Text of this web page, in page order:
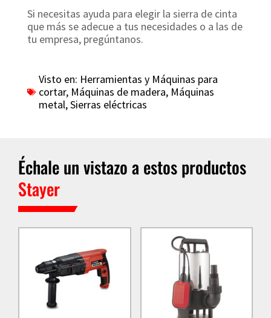
Si necesitas ayuda para elegir la sierra de cinta
que más se adecue a tus necesidades o a las de
tu empresa, pregúntanos.
Visto en: Herramientas y Máquinas para
cortar, Máquinas de madera, Máquinas
metal,Sierras eléctricas
Échale un vistazo a estos productos
Stayer